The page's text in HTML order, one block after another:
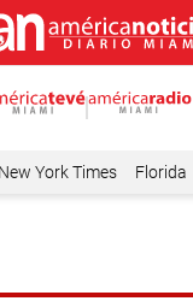
York Times Florida